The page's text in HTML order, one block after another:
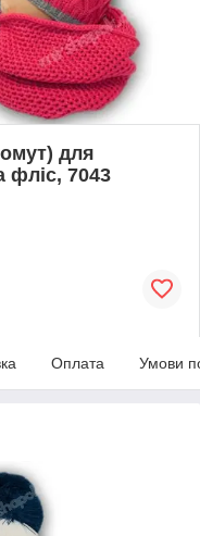
для
фліс, 7043
Оплата Умови